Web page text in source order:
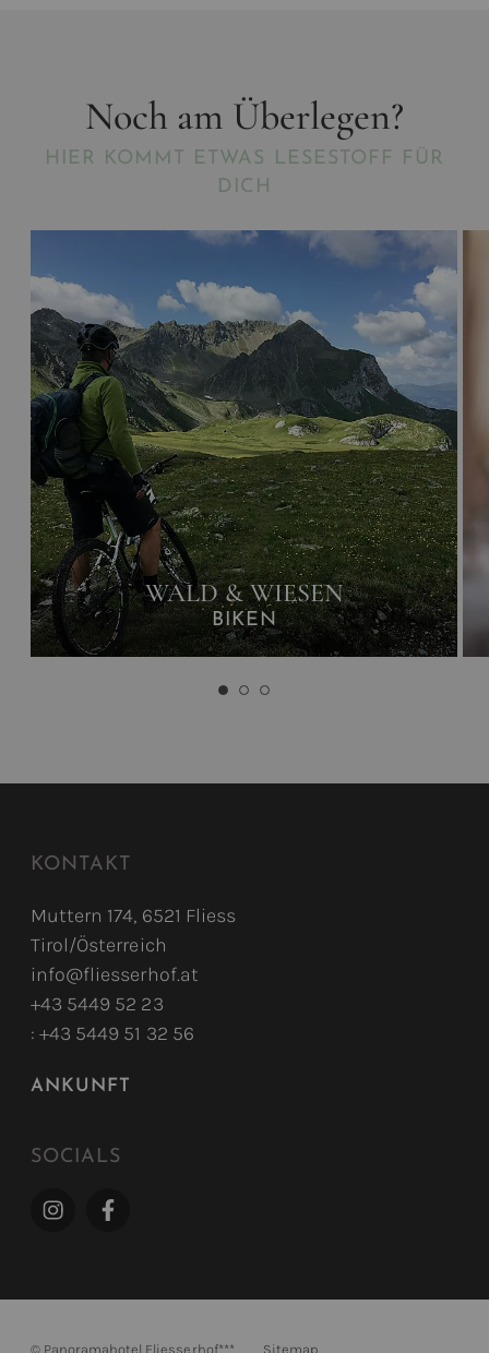
Noch am Überlegen?
HIER KOMMT ETWAS LESESTOFF FÜR
DICH
WALD & WIESEN
BIKEN
KONTAKT
Muttern 174, 6521 Fliess
Tirol/Österreich
info@fliesserhof.at
+43 5449 52 23
: +43 5449 51 32 56
ANKUNFT
SOCIALS
© Panoramahotel Fliesserhof*** Sitemap